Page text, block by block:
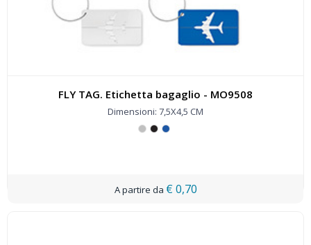
FLY TAG. Etichetta bagaglio - MO9508
Dimensioni: 7,5X4,5 CM
€ 0,70